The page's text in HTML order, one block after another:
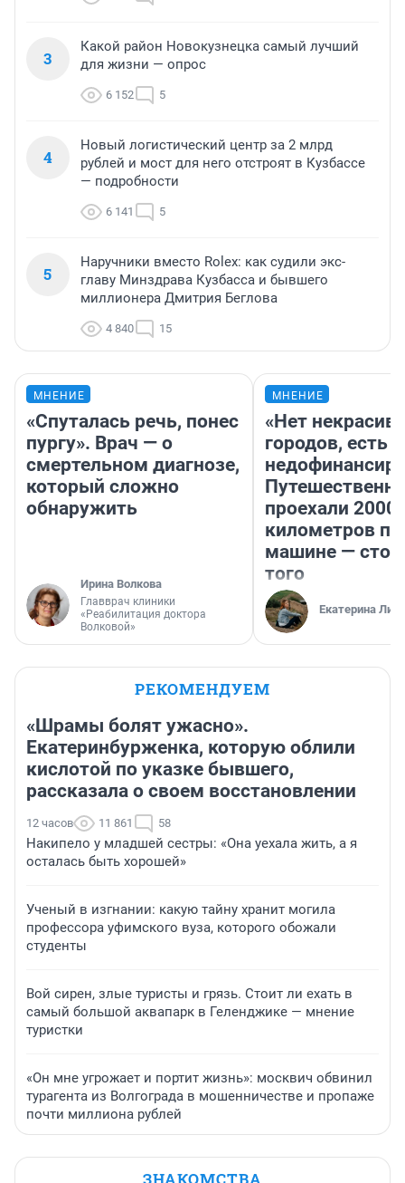
3
Какой район Новокузнецка самый лучший
для жизни — опрос
6 152 5
4
Новый логистический центр за 2 млрд
рублей и мост для него отстроят в Кузбассе
— подробности
6 141 5
5
Наручники вместо Rolex: как судили экс-
главу Минздрава Кузбасса и бывшего
миллионера Дмитрия Беглова
4 840 15
МНЕНИЕ
«Спуталась речь, понес
пургу». Врач — о
смертельном диагнозе,
который сложно
обнаружить
Ирина Волкова
Главврач клиники
«Реабилитация доктора
Волковой»
МНЕНИЕ
«Нет
городов, есть
проехали 2000
километров по
машине —
того
Екатерина
РЕКОМЕНДУЕМ
«Шрамы болят ужасно».
Екатеринбурженка, которую облили
кислотой по указке бывшего,
рассказала о своем восстановлении
12 часов 11 861 58
Накипело у младшей сестры: «Она уехала жить, а я
осталась быть хорошей»
Ученый в изгнании: какую тайну хранит могила
профессора уфимского вуза, которого обожали
студенты
Вой сирен, злые туристы и грязь. Стоит ли ехать в
самый большой аквапарк в Геленджике — мнение
туристки
«Он мне угрожает и портит жизнь»: москвич обвинил
турагента из Волгограда в мошенничестве и пропаже
почти миллиона рублей
ЗНАКОМСТВА